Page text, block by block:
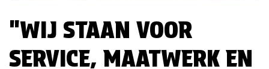
"WIJ STAAN VOOR
SERVICE, MAATWERK EN